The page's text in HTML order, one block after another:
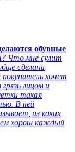
обувные
Что мне сулит
сделана
хочет
лицом и
такая
В ней
из каких
хорош каждый